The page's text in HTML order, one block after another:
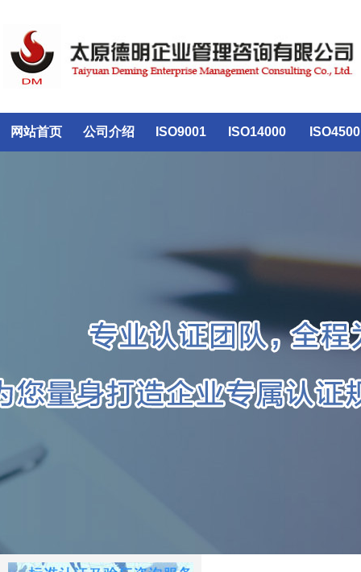
网站首页 公司介绍 ISO9001 ISO14000